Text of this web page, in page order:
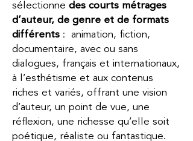
sélectionne des courts métrages
d’auteur, de genre et de formats
différents : animation, fiction,
documentaire, avec ou sans
dialogues, français et internationaux,
à l’esthétisme et aux contenus
riches et variés, offrant une vision
d’auteur, un point de vue, une
réflexion, une richesse qu’elle soit
poétique, réaliste ou fantastique.